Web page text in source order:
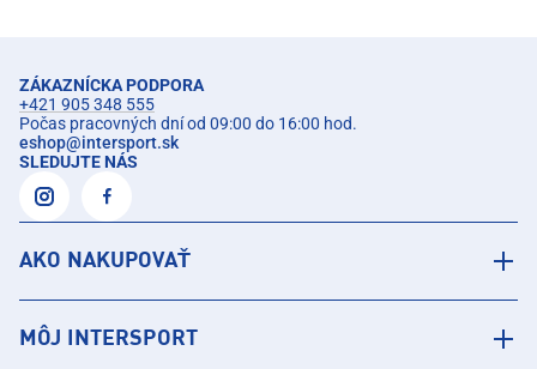
ZÁKAZNÍCKA PODPORA
+421 905 348 555
Počas pracovných dní od 09:00 do 16:00 hod.
eshop@intersport.sk
SLEDUJTE NÁS
AKO NAKUPOVAŤ
MÔJ INTERSPORT